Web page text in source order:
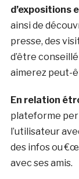
d’expositions
ainsi de
presse, des
d’être
aimerez peut-
En relation
plateforme
l’utilisateur
des infos ou
avec ses amis.